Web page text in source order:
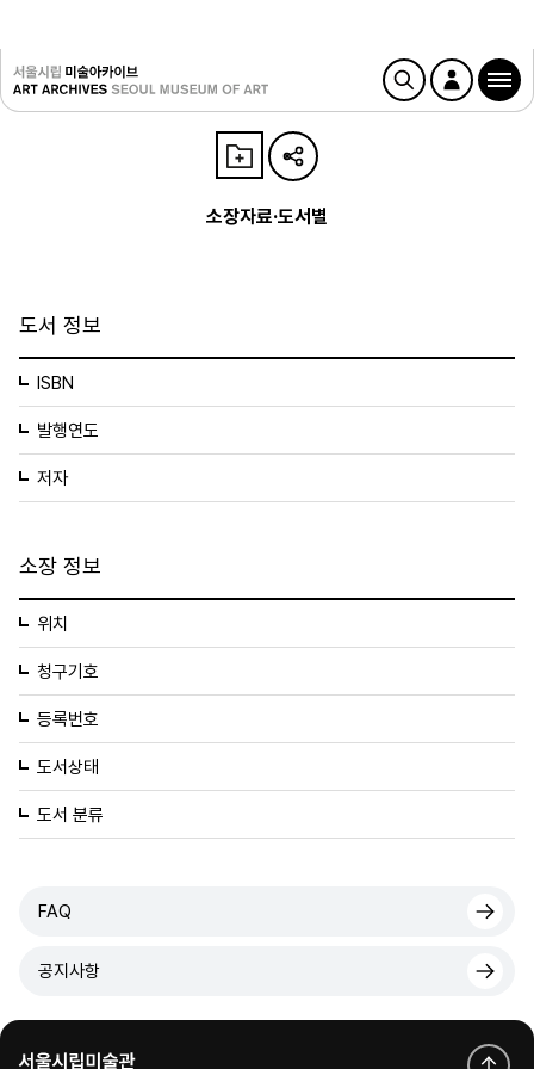
소장자료·도서별
도서 정보
ISBN
발행연도
저자
소장 정보
위치
청구기호
등록번호
도서상태
도서 분류
FAQ
공지사항